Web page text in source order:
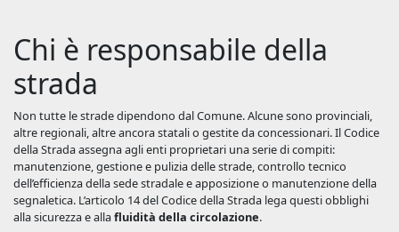
Chi è responsabile della
strada
Non tutte le strade dipendono dal Comune. Alcune sono provinciali,
altre regionali, altre ancora statali o gestite da concessionari. Il Codice
della Strada assegna agli enti proprietari una serie di compiti:
manutenzione, gestione e pulizia delle strade, controllo tecnico
dell’efficienza della sede stradale e apposizione o manutenzione della
segnaletica. L’articolo 14 del Codice della Strada lega questi obblighi
alla sicurezza e allafluidità della circolazione.